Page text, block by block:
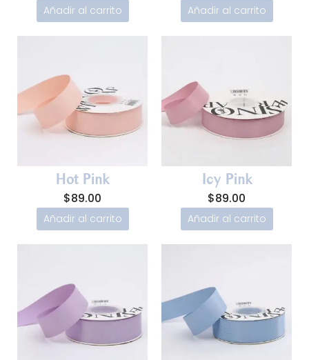
Añadir al carrito Añadir al carrito
Hot Pink
$89.00
Añadir al carrito
Icy Pink
$89.00
Añadir al carrito